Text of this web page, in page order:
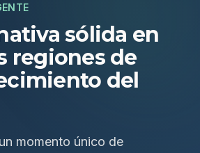
sólida en
regiones de
del
momento único de